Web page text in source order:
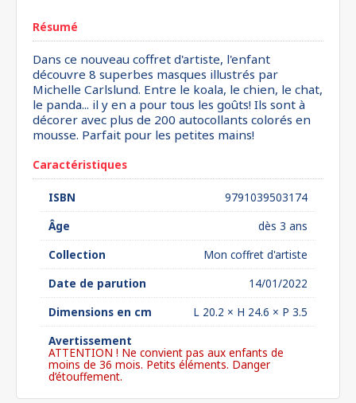
Résumé
Dans ce nouveau coffret d'artiste, l'enfant
découvre 8 superbes masques illustrés par
Michelle Carlslund. Entre le koala, le chien, le chat,
le panda... il y en a pour tous les goûts! Ils sont à
décorer avec plus de 200 autocollants colorés en
mousse. Parfait pour les petites mains!
Caractéristiques
ISBN
9791039503174
Âge
dès 3 ans
Collection
Mon coffret d'artiste
Date de parution
14/01/2022
Dimensions en cm
L 20.2 × H 24.6 × P 3.5
Avertissement
ATTENTION ! Ne convient pas aux enfants de
moins de 36 mois. Petits éléments. Danger
d’étouffement.